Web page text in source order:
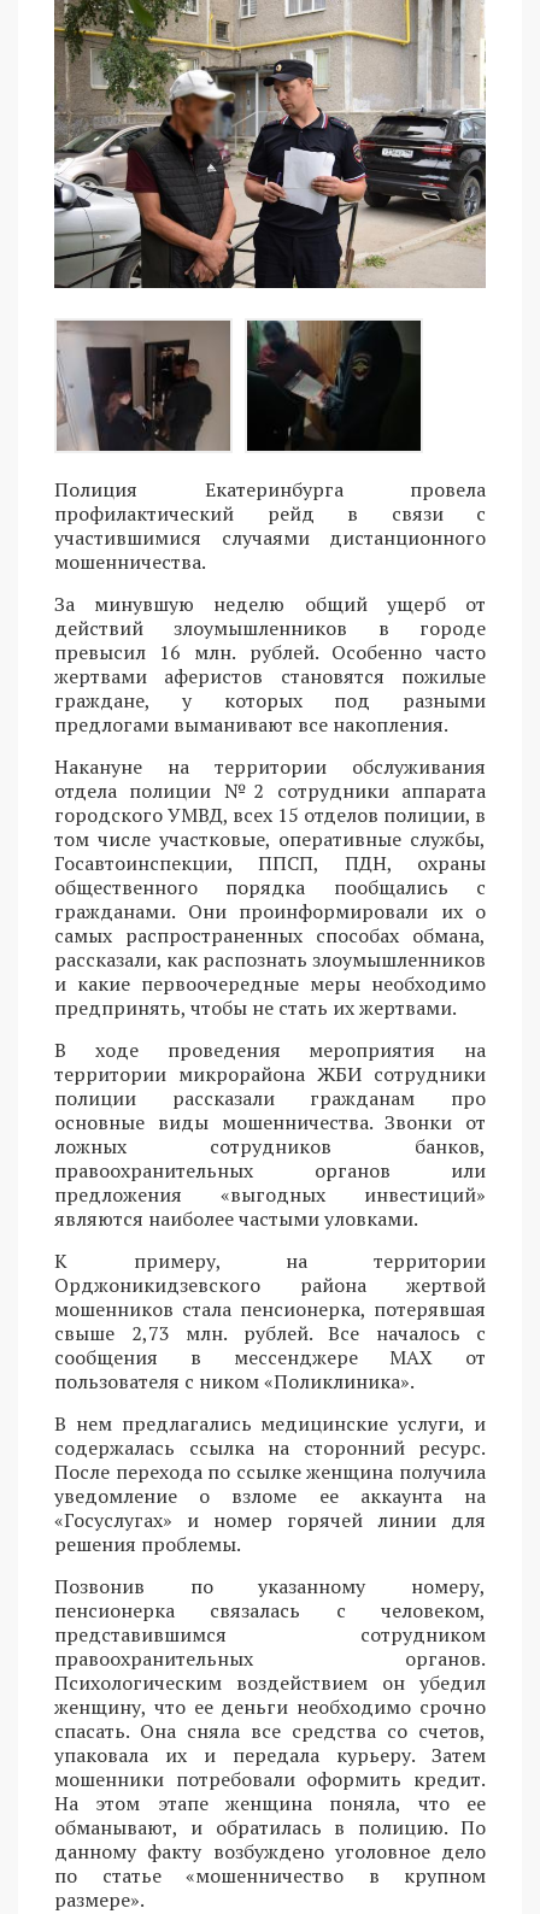
Полиция Екатеринбурга провела
профилактический рейд в связи с
участившимися случаями дистанционного
мошенничества.
За минувшую неделю общий ущерб от
действий злоумышленников в городе
превысил 16 млн. рублей. Особенно часто
жертвами аферистов становятся пожилые
граждане, у которых под разными
предлогами выманивают все накопления.
Накануне на территории обслуживания
отдела полиции №2 сотрудники аппарата
городского УМВД, всех 15 отделов полиции, в
том числе участковые, оперативные службы,
Госавтоинспекции, ППСП, ПДН, охраны
общественного порядка пообщались с
гражданами. Они проинформировали их о
самых распространенных способах обмана,
рассказали, как распознать злоумышленников
и какие первоочередные меры необходимо
предпринять, чтобы не стать их жертвами.
В ходе проведения мероприятия на
территории микрорайона ЖБИ сотрудники
полиции рассказали гражданам про
основные виды мошенничества. Звонки от
ложных сотрудников банков,
правоохранительных органов или
предложения «выгодных инвестиций»
являются наиболее частыми уловками.
К примеру, на территории
Орджоникидзевского района жертвой
мошенников стала пенсионерка, потерявшая
свыше 2,73 млн. рублей. Все началось с
сообщения в мессенджере MAX от
пользователя с ником «Поликлиника».
В нем предлагались медицинские услуги, и
содержалась ссылка на сторонний ресурс.
После перехода по ссылке женщина получила
уведомление о взломе ее аккаунта на
«Госуслугах» и номер горячей линии для
решения проблемы.
Позвонив по указанному номеру,
пенсионерка связалась с человеком,
представившимся сотрудником
правоохранительных органов.
Психологическим воздействием он убедил
женщину, что ее деньги необходимо срочно
спасать. Она сняла все средства со счетов,
упаковала их и передала курьеру. Затем
мошенники потребовали оформить кредит.
На этом этапе женщина поняла, что ее
обманывают, и обратилась в полицию. По
данному факту возбуждено уголовное дело
по статье «мошенничество в крупном
размере».